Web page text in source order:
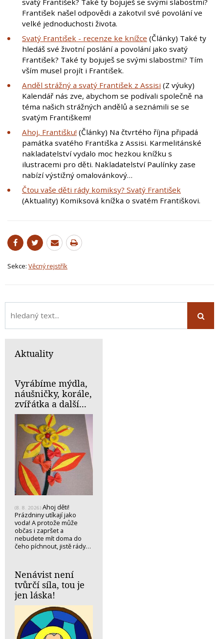
František našel odpovědi a zakotvil své povolání ve
velké jednoduchosti života.
Svatý František - recenze ke knížce (Články) Také ty
hledáš své životní poslání a povolání jako svatý
František? Také ty bojuješ se svými slabostmi? Tím
vším musel projít i František.
Anděl strážný a svatý František z Assisi (Z výuky)
Kalendář nás zve, abychom se podívali společně na
téma našich strážných andělů a seznámili se se
svatým Františkem!
Ahoj, Františku! (Články) Na čtvrtého října připadá
památka svatého Františka z Assisi. Karmelitánské
nakladatelství vydalo moc hezkou knížku s
ilustracemi pro děti. Nakladatelství Paulínky zase
nabízí výstižný omalovánkový…
Čtou vaše děti rády komiksy? Svatý František
(Aktuality) Komiksová knížka o svatém Františkovi.
Sekce: Věcný rejstřík
Aktuality
Vyrábíme mýdla,
náušničky, korále,
zvířátka a další...
(8. 8. 2026) Ahoj děti!
Prázdniny utíkají jako
voda! A protože může
občas i zapršet a
nebudete mít doma do
čeho píchnout, jistě rády…
Nenávist není
tvůrčí síla, tou je
jen láska!